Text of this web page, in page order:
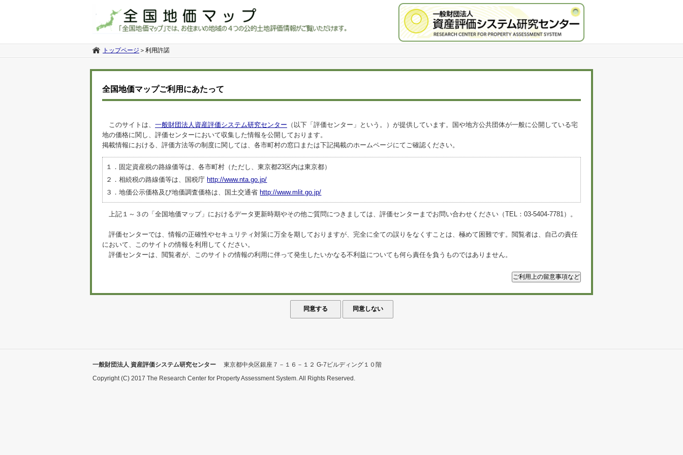
トップページ ＞ 利用許諾
全国地価マップご利用にあたって
このサイトは、 一般財団法人資産評価システム研究センター （以下「評価センター」という。）が提供しています。国や地方公共団体が一般に公開している宅
地の価格に関し、評価センターにおいて収集した情報を公開しております。
掲載情報における、評価方法等の制度に関しては、各市町村の窓口または下記掲載のホームページにてご確認ください。
１．固定資産税の路線価等は、各市町村（ただし、東京都23区内は東京都）
２．相続税の路線価等は、国税庁 http://www.nta.go.jp/
３．地価公示価格及び地価調査価格は、国土交通省 http://www.mlit.go.jp/
上記１～３の「全国地価マップ」におけるデータ更新時期やその他ご質問につきましては、評価センターまでお問い合わせください（TEL：03-5404-7781）。
評価センターでは、情報の正確性やセキュリティ対策に万全を期しておりますが、完全に全ての誤りをなくすことは、極めて困難です。閲覧者は、自己の責任
において、このサイトの情報を利用してください。
評価センターは、閲覧者が、このサイトの情報の利用に伴って発生したいかなる不利益についても何ら責任を負うものではありません。
一般財団法人 資産評価システム研究センター
東京都中央区銀座７－１６－１２ G-7ビルディング１０階
Copyright (C) 2017 The Research Center for Property Assessment System. All Rights Reserved.